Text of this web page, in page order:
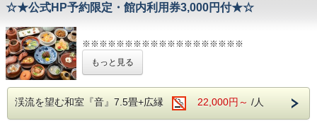
☆★公式HP予約限定・館内利用券3,000円付★☆
※※※※※※※※※※※※※※※※※※※
数寄屋造りの落ち着いた雰囲気の中で、
スタンダードプランです♪
もっと見る
渓流を望む和室『音』7.5畳+広縁 22,000円～ /人